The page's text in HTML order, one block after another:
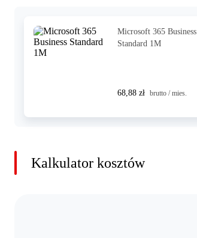
Microsoft 365 Business
Standard 1M
68,88 zł brutto / mies.
Kalkulator kosztów